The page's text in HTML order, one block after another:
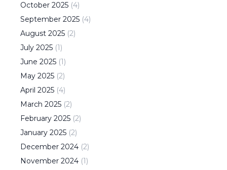
October 2025 (4)
September 2025 (4)
August 2025 (2)
July 2025 (1)
June 2025 (1)
May 2025 (2)
April 2025 (4)
March 2025 (2)
February 2025 (2)
January 2025 (2)
December 2024 (2)
November 2024 (1)